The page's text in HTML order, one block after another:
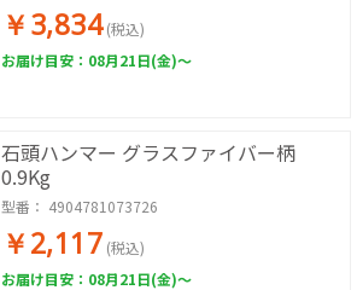
￥3,834 (税込)
お届け目安：08月21日(金)～
石頭ハンマー グラスファイバー柄
0.9Kg
型番： 4904781073726
￥2,117 (税込)
お届け目安：08月21日(金)～